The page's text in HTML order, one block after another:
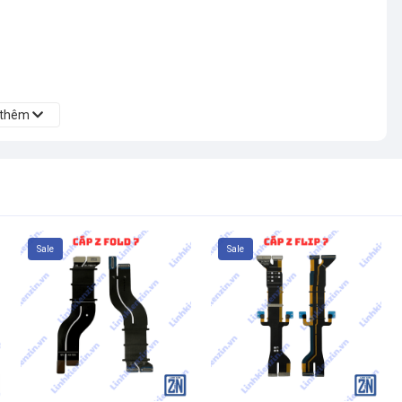
Sale Sale